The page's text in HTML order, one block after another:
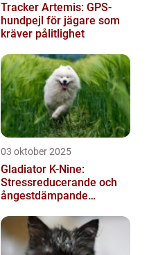
Tracker Artemis: GPS-
hundpejl för jägare som
kräver pålitlighet
03 oktober 2025
Gladiator K-Nine:
Stressreducerande och
ångestdämpande